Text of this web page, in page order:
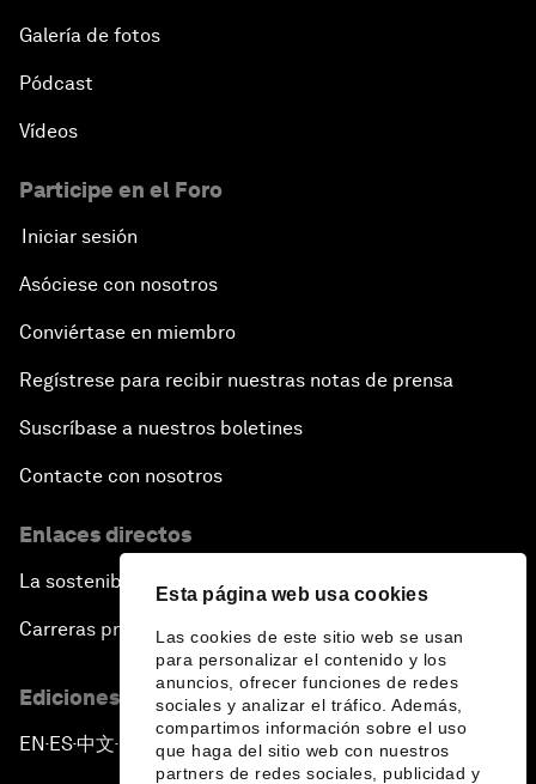
Esta página web usa cookies
Las cookies de este sitio web se usan
para personalizar el contenido y los
anuncios, ofrecer funciones de redes
sociales y analizar el tráfico. Además,
compartimos información sobre el uso
que haga del sitio web con nuestros
partners de redes sociales, publicidad y
Galería de fotos
Pódcast
Vídeos
Participe en el Foro
Iniciar sesión
Asóciese con nosotros
Conviértase en miembro
Regístrese para recibir nuestras notas de prensa
Suscríbase a nuestros boletines
Contacte con nosotros
Enlaces directos
La sostenibilidad en el Foro
Carreras profesionales
Ediciones en otros idiomas
EN ▪ES▪中文▪ 日本語